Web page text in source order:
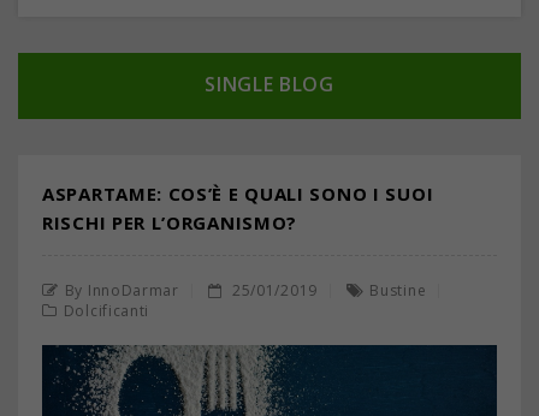
SINGLE BLOG
ASPARTAME: COS’È E QUALI SONO I SUOI
RISCHI PER L’ORGANISMO?
By InnoDarmar 25/01/2019
Bustine
Dolcificanti